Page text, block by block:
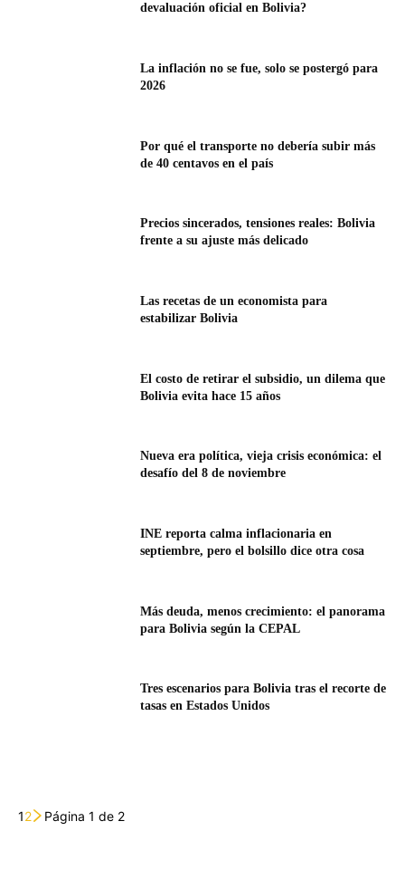
devaluación oficial en Bolivia?
La inflación no se fue, solo se postergó para
2026
Por qué el transporte no debería subir más
de 40 centavos en el país
Precios sincerados, tensiones reales: Bolivia
frente a su ajuste más delicado
Las recetas de un economista para
estabilizar Bolivia
El costo de retirar el subsidio, un dilema que
Bolivia evita hace 15 años
Nueva era política, vieja crisis económica: el
desafío del 8 de noviembre
INE reporta calma inflacionaria en
septiembre, pero el bolsillo dice otra cosa
Más deuda, menos crecimiento: el panorama
para Bolivia según la CEPAL
Tres escenarios para Bolivia tras el recorte de
tasas en Estados Unidos
12 Página 1 de 2